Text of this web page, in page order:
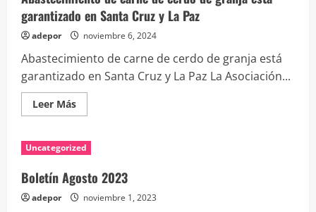
garantizado en Santa Cruz y La Paz
adepor noviembre 6, 2024
Abastecimiento de carne de cerdo de granja está
garantizado en Santa Cruz y La Paz La Asociación...
Leer MásLeer
más
Abastecimiento
de
de
cerdo
de
granja
Uncategorized
Boletín Agosto 2023
adepor noviembre 1, 2023